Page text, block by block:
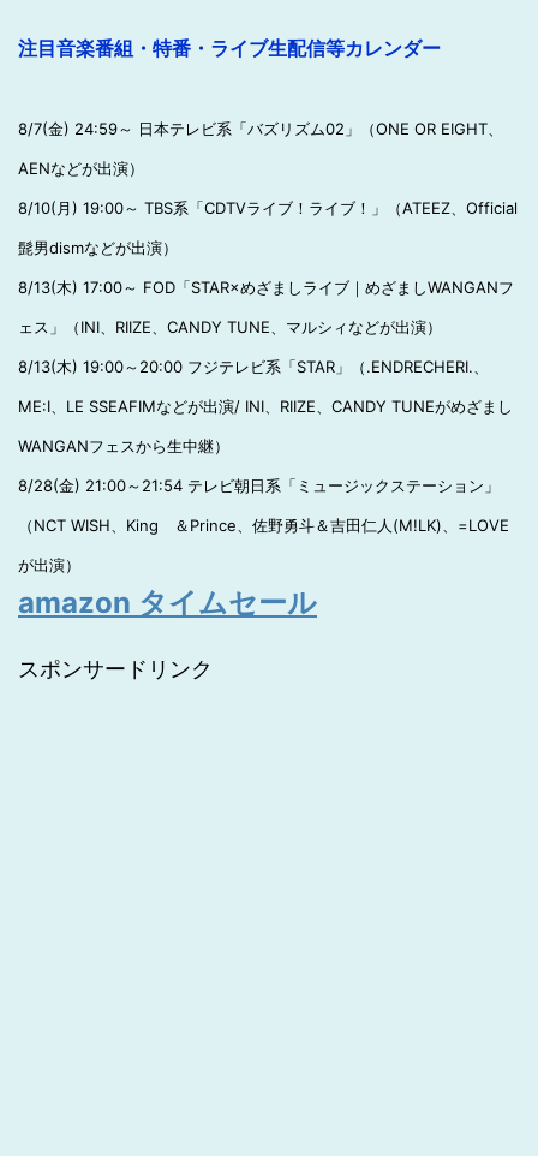
注目音楽番組・特番・ライブ生配信等カレンダー
8/7(金) 24:59～ 日本テレビ系「バズリズム02」（ONE OR EIGHT、
AENなどが出演）
8/10(月) 19:00～ TBS系「CDTVライブ！ライブ！」（ATEEZ、Official
髭男dismなどが出演）
8/13(木) 17:00～ FOD「STAR×めざましライブ｜めざましWANGANフ
ェス」（INI、RIIZE、CANDY TUNE、マルシィなどが出演）
8/13(木) 19:00～20:00 フジテレビ系「STAR」（.ENDRECHERI.、
ME:I、LE SSEAFIMなどが出演/ INI、RIIZE、CANDY TUNEがめざまし
WANGANフェスから生中継）
8/28(金) 21:00～21:54 テレビ朝日系「ミュージックステーション」
（NCT WISH、King ＆Prince、佐野勇斗＆吉田仁人(M!LK)、=LOVE
が出演）
amazon タイムセール
スポンサードリンク